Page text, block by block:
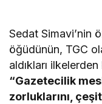
Sedat Simavi’nin
öğüdünün, TGC
aldıkları
“Gazetecilik
zorluklarını,